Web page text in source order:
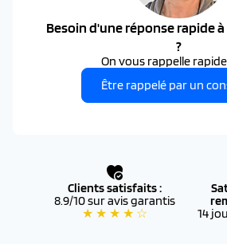
Besoin d'une réponse rapide
?
On vous rappelle
Être rappelé par un
Clients satisfaits :
8.9/10 sur avis garantis
★ ★ ★ ★ ☆
14